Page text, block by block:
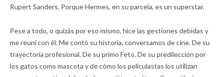
Rupert Sanders. Porque Hermes, en su parcela, es un superstar.
Pese a todo, o quizás por eso mismo, hice las gestiones debidas y
me reuní con él. Me contó su historia, conversamos de cine. De su
trayectoria profesional. De su primo Feto. De su predilección por
los gatos como mascota y de cómo los peliculastas los utilizan